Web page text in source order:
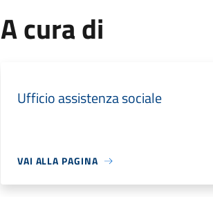
A cura di
Ufficio assistenza sociale
VAI ALLA PAGINA